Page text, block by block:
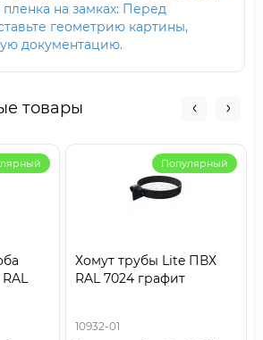
пленка на замках: Перед
геометрию картины,
документацию.
товары
Популярный
Хомут трубы Lite ПВХ
RAL 7024 графит
10932-01